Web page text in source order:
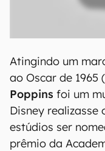
Atingindo um
ao Oscar de 1965
Poppins foi um
Disney realizasse
estúdios ser
prêmio da